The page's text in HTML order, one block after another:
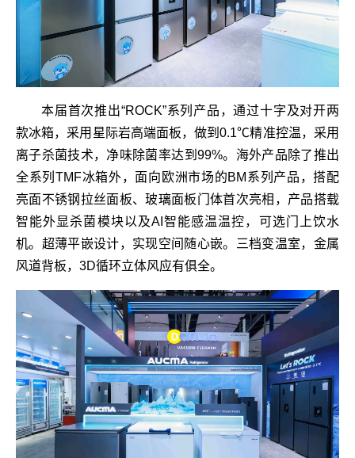
本届首次推出“ROCK”系列产品，通过十字及对开两
款冰箱，采用星际岩高端面板，做到0.1℃精准控温，采用
离子杀菌技术，净味除菌率达到99%。海外产品除了推出
全系列TMF冰箱外，面向欧洲市场的BM系列产品，搭配
亮面不锈钢拉丝面板、玻璃面板门体首次亮相，产品搭载
智能外显杀菌模块以及AI智能感温温控，可选门上饮水
机。超薄平嵌设计，实现空间随心嵌。三档变温室，金属
风道背板，3D循环立体风应有俱全。